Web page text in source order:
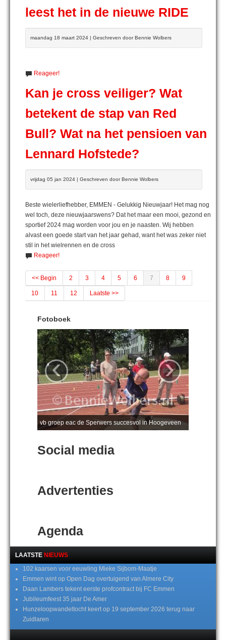
leest het in de nieuwe RIDE
maandag 18 maart 2024 | Geschreven door Bennie Wolbers
Reageer!
Kan je cross veiliger? Wat
betekent de stap van Red
Bull? Wat na het pensioen van
Lennard Hofstede?
vrijdag 05 jan 2024 | Geschreven door Bennie Wolbers
Beste wielerliefhebber, EMMEN - Gelukkig Nieuwjaar! Het mag nog
wel toch, deze nieuwjaarswens? Dat het maar een mooi, gezond en
sportief 2024 mag worden voor jou en je naasten. Wij hebben
alvast een goede start van het jaar gehad, want het was zeker niet
stil in het wielrennen en de cross
Reageer!
<< Begin 2 3 4 5 6 7 8 9
10 11 12 Laatste >>
Fotoboek
vb groep eac de Sperwers succesvol in Hoogeveen
‹ ›
Social media
Advertenties
Agenda
LAATSTE NIEUWS
102 kaarsen voor eeuwling Mieke Sijbom-Maatje
Emmen wint op Open Dag overtuigend van Almere City
Daan Lambers tekent eerste profcontract bij FC Emmen
Jubileumfeest 35 jaar De Amer
Hunzeloopwandeltocht keert op 19 september 2026 terug naar
Zuidlaren